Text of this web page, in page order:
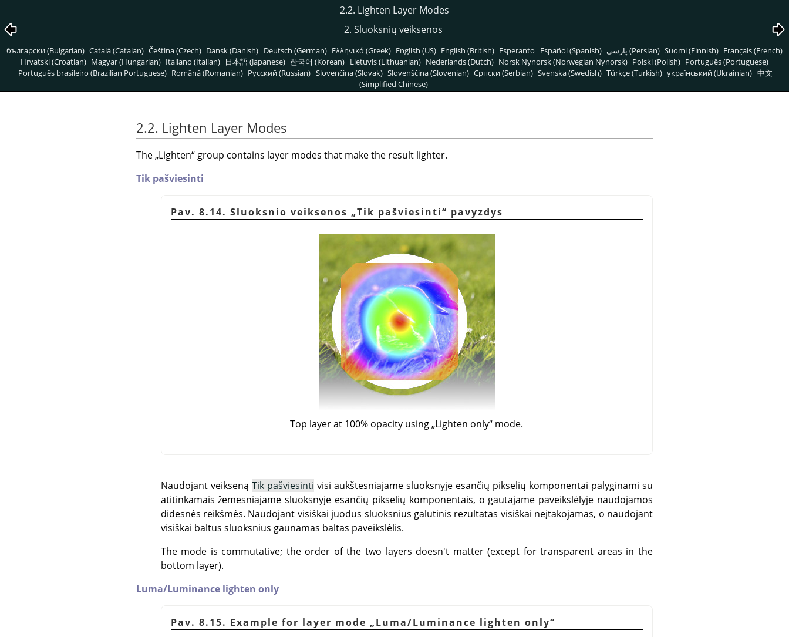
2.2. Lighten Layer Modes
2. Sluoksnių veiksenos
български (Bulgarian) Català (Catalan) Čeština (Czech) Dansk (Danish) Deutsch (German) Ελληνικά (Greek) English (US) English (British) Esperanto Español (Spanish) پارسی (Persian) Suomi (Finnish) Français (French)
Hrvatski (Croatian) Magyar (Hungarian) Italiano (Italian) 日本語 (Japanese) 한국어 (Korean) Lietuvis (Lithuanian) Nederlands (Dutch) Norsk Nynorsk (Norwegian Nynorsk) Polski (Polish) Português (Portuguese)
Português brasileiro (Brazilian Portuguese) Română (Romanian) Pусский (Russian) Slovenčina (Slovak) Slovenščina (Slovenian) Српски (Serbian) Svenska (Swedish) Türkçe (Turkish) український (Ukrainian) 中文
(Simplified Chinese)
2.2. Lighten Layer Modes
The„Lighten“ group contains layer modes that make the result lighter.
Tik pašviesinti
Pav. 8.14. Sluoksnio veiksenos „Tik pašviesinti“ pavyzdys
Top layer at 100% opacity using„Lighten only“ mode.
Naudojant veikseną Tik pašviesinti visi aukštesniajame sluoksnyje esančių pikselių komponentai palyginami su
atitinkamais žemesniajame sluoksnyje esančių pikselių komponentais, o gautajame paveikslėlyje naudojamos
didesnės reikšmės. Naudojant visiškai juodus sluoksnius galutinis rezultatas visiškai neįtakojamas, o naudojant
visiškai baltus sluoksnius gaunamas baltas paveikslėlis.
The mode is commutative; the order of the two layers doesn't matter (except for transparent areas in the
bottom layer).
Luma/Luminance lighten only
Pav. 8.15. Example for layer mode „Luma/Luminance lighten only“